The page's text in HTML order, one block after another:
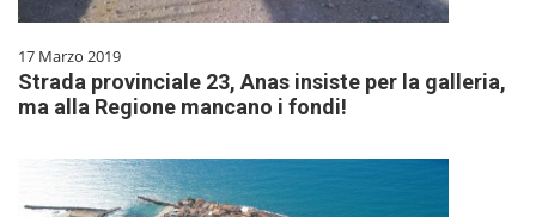
17 Marzo 2019
Strada provinciale 23, Anas insiste per la galleria,
ma alla Regione mancano i fondi!